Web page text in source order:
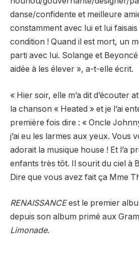
danse/confidente et meilleure
constamment avec lui et lui
condition ! Quand il est mort, un
parti avec lui. Solange et Beyoncé
aidée à les élever », a-t-elle écrit.
« Hier soir, elle m’a dit d’écouter
la chanson « Heated » et je l’ai
première fois dire : « Oncle
j’ai eu les larmes aux yeux. Vous
adorait la musique house ! Et l’a
enfants très tôt. Il sourit du ciel à
Dire que vous avez fait ça Mme
RENAISSANCEest le premier
depuis son album primé aux
Limonade.